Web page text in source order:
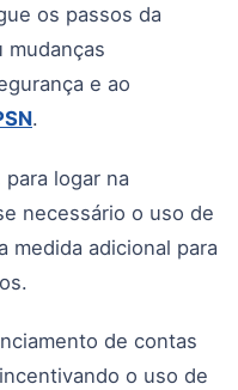
os passos da
mudanças
e ao
.
logar na
necessário o uso de
medida adicional para
de contas
o uso de